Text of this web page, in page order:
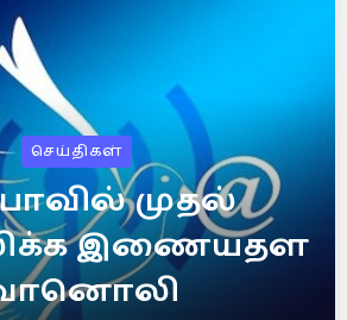
செய்திகள்
முதல்
இணையதள